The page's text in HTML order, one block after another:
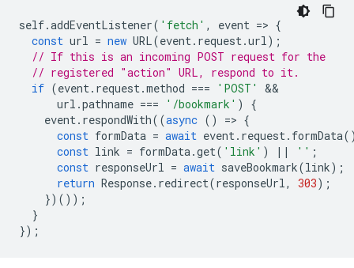
self.addEventListener( 'fetch' , event => {
const url = new URL(event. request.url);
// If this is an incoming POST request for the
// registered "action" URL, respond to it.
if (event. request.method === 'POST'
url .pathname === '/bookmark' )
{
event. respondWith((async () => {
const formData = await event. request. formData
const link = formData.get( 'link' ) || '' ;
const responseUrl = await saveBookmark(link);
return Response. redirect(responseUrl, 303);
})());
}
});